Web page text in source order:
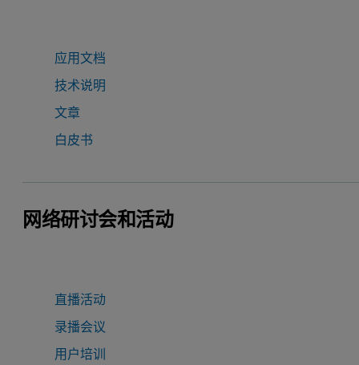
应用文档
技术说明
文章
白皮书
网络研讨会和活动
直播活动
录播会议
用户培训